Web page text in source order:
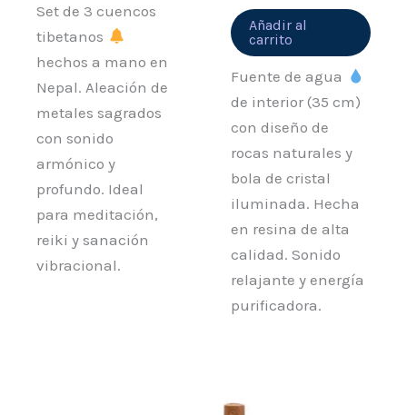
Set de 3 cuencos
tibetanos
hechos a mano en
Nepal. Aleación de
metales sagrados
con sonido
armónico y
profundo. Ideal
para meditación,
reiki y sanación
vibracional.
Añadir al
carrito
Fuente de agua
de interior (35 cm)
con diseño de
rocas naturales y
bola de cristal
iluminada. Hecha
en resina de alta
calidad. Sonido
relajante y energía
purificadora.